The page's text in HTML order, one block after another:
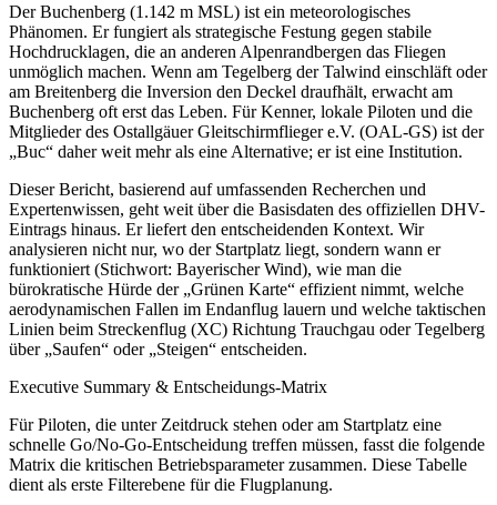
Der Buchenberg (1.142 m MSL) ist ein meteorologisches
Phänomen. Er fungiert als strategische Festung gegen stabile
Hochdrucklagen, die an anderen Alpenrandbergen das Fliegen
unmöglich machen. Wenn am Tegelberg der Talwind einschläft oder
am Breitenberg die Inversion den Deckel draufhält, erwacht am
Buchenberg oft erst das Leben. Für Kenner, lokale Piloten und die
Mitglieder des Ostallgäuer Gleitschirmflieger e.V. (OAL-GS) ist der
„Buc“ daher weit mehr als eine Alternative; er ist eine Institution.
Dieser Bericht, basierend auf umfassenden Recherchen und
Expertenwissen, geht weit über die Basisdaten des offiziellen DHV-
Eintrags hinaus. Er liefert den entscheidenden Kontext. Wir
analysieren nicht nur, wo der Startplatz liegt, sondern wann er
funktioniert (Stichwort: Bayerischer Wind), wie man die
bürokratische Hürde der „Grünen Karte“ effizient nimmt, welche
aerodynamischen Fallen im Endanflug lauern und welche taktischen
Linien beim Streckenflug (XC) Richtung Trauchgau oder Tegelberg
über „Saufen“ oder „Steigen“ entscheiden.
Executive Summary & Entscheidungs-Matrix
Für Piloten, die unter Zeitdruck stehen oder am Startplatz eine
schnelle Go/No-Go-Entscheidung treffen müssen, fasst die folgende
Matrix die kritischen Betriebsparameter zusammen. Diese Tabelle
dient als erste Filterebene für die Flugplanung.